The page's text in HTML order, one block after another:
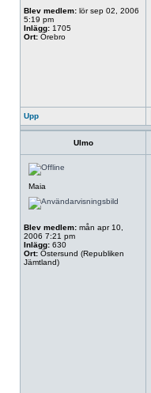
Blev medlem: lör sep 02, 2006
5:19 pm
Inlägg: 1705
Ort: Örebro
Upp
Ulmo
Maia
Blev medlem: mån apr 10,
2006 7:21 pm
Inlägg: 630
Ort: Östersund (Republiken
Jämtland)